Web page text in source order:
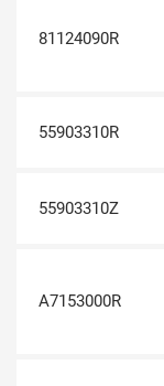
81124090R
55903310R
55903310Z
A7153000R